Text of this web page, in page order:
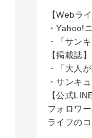
【Webラ
・Yahoo!
・「サン
【掲載誌】
・「大人
・サンキ
【公式LINE
フォロワ
ライフの